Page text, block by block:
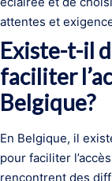
attentes et
Existe-t-il
faciliter
Belgique?
En Belgique, il
pour faciliter
rencontrent des